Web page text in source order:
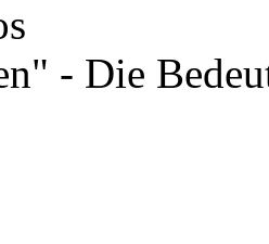
- Die